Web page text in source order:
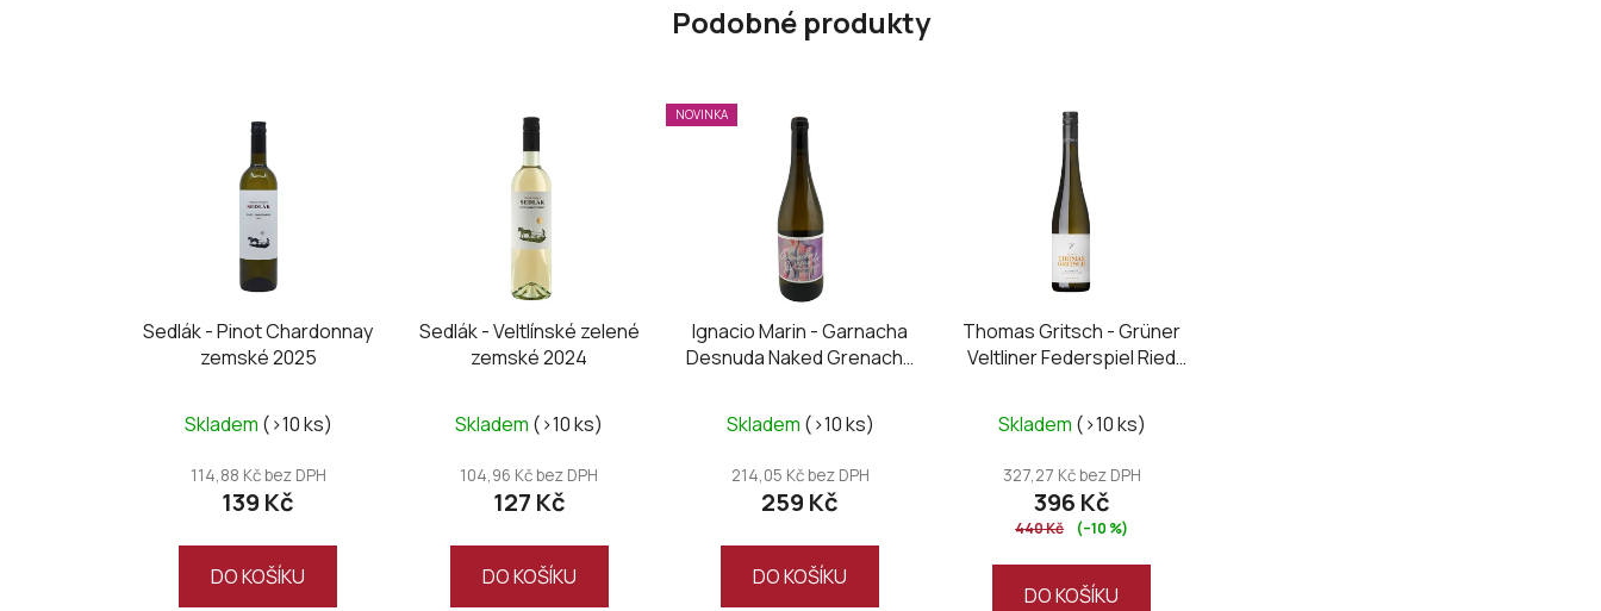
Podobné produkty
Sedlák - Pinot Chardonnay
zemské 2025
Skladem (>10 ks)
114,88 Kč bez DPH
139 Kč
DO KOŠÍKU
Sedlák - Veltlínské zelené
zemské 2024
Skladem (>10 ks)
104,96 Kč bez DPH
127 Kč
DO KOŠÍKU
NOVINKA
Ignacio Marin - Garnacha
Desnuda Naked Grenache
Skladem (>10 ks)
214,05 Kč bez DPH
259 Kč
DO KOŠÍKU
Thomas Gritsch - Grüner
Veltliner Federspiel Ried
Skladem (>10 ks)
327,27 Kč bez DPH
396 Kč
440 Kč (–10 %)
DO KOŠÍKU